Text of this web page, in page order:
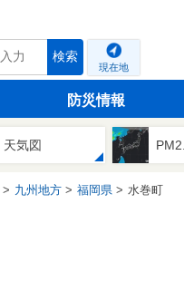
検索
現在地
防災情報
天気図
九州地方 福岡県 水巻町